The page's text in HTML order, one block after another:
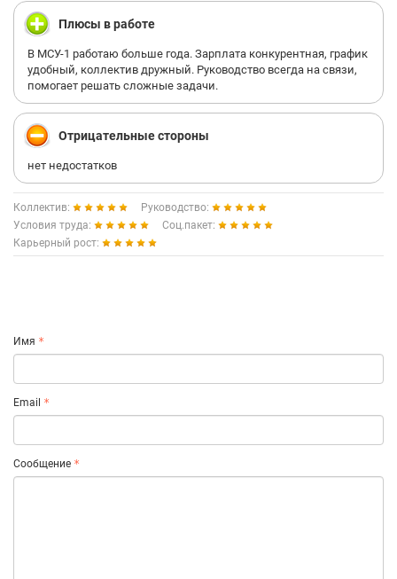
Плюсы в работе
В МСУ-1 работаю больше года. Зарплата конкурентная, график
удобный, коллектив дружный. Руководство всегда на связи,
помогает решать сложные задачи.
Отрицательные стороны
нет недостатков
Коллектив:
Руководство:
Условия труда:
Соц.пакет:
Карьерный рост:
Имя
Email
Сообщение